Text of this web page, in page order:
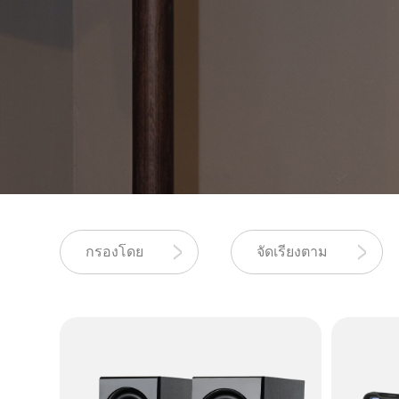
กรองโดย จัดเรียงตาม